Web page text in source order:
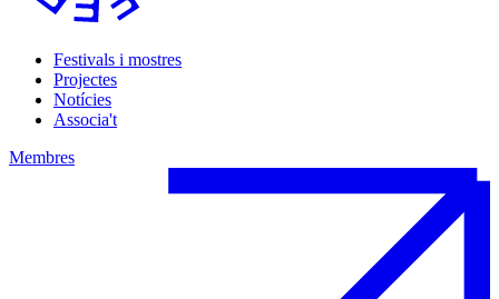
Festivals i mostres
Projectes
Notícies
Associa't
Membres